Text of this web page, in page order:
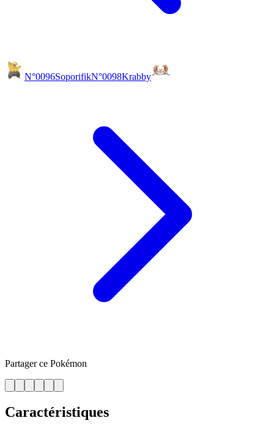
N°0096SoporifikN°0098Krabby
Partager ce Pokémon
Caractéristiques